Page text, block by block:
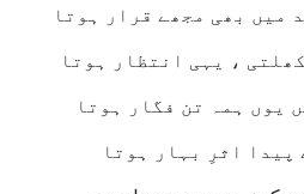
میں بھی مجھے قرار ہوتا
، یہی انتظار ہوتا
یوں ہمہ تن فگار ہوتا
پیدا اثرِ بہار ہوتا